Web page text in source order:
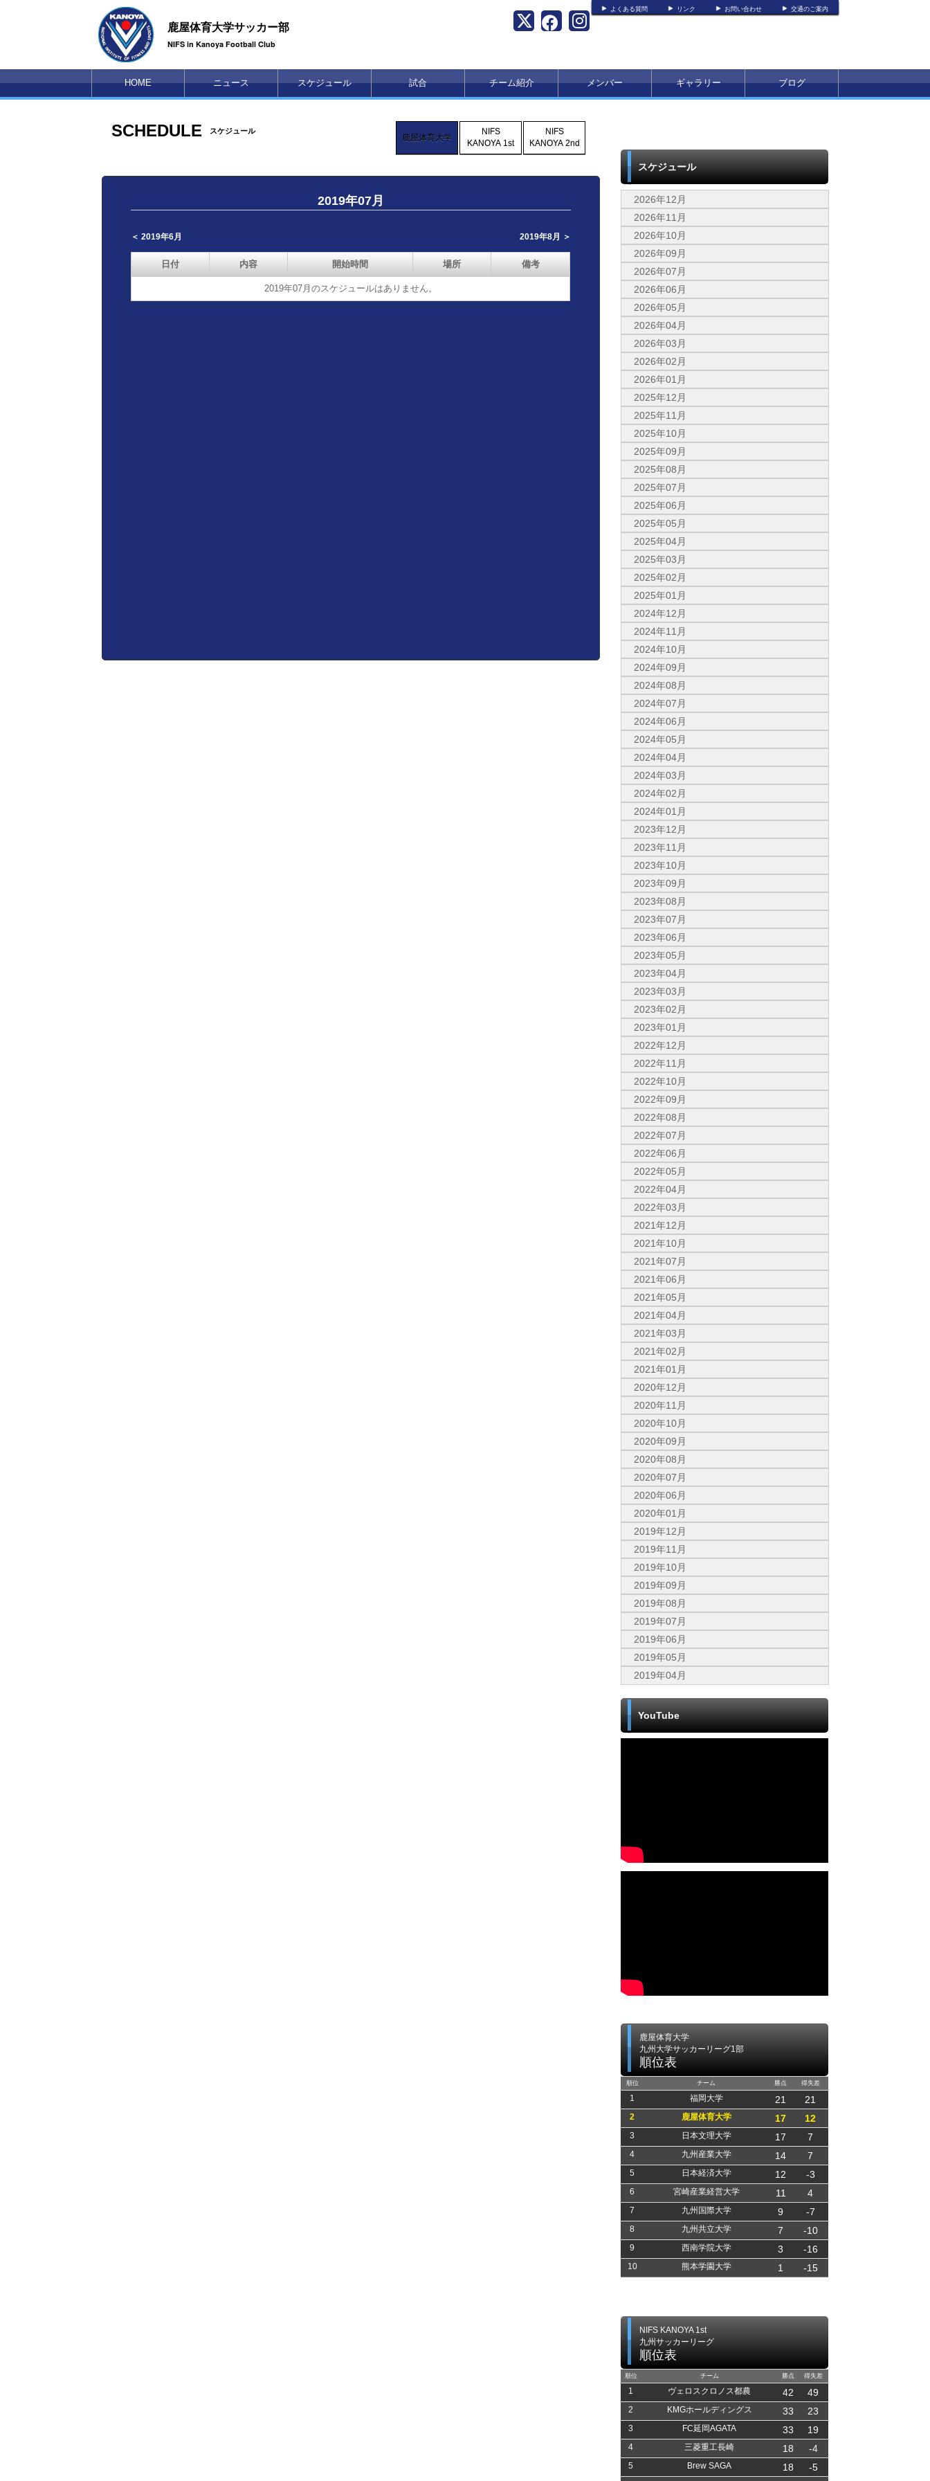
よくある質問 リンク お問い合わせ 交通のご案内
鹿屋体育大学サッカー部
NIFS in Kanoya Football Club
HOME ニュース スケジュール 試合 チーム紹介 メンバー ギャラリー ブログ
SCHEDULE スケジュール
鹿屋体育大学
NIFS
KANOYA 1st
NIFS
KANOYA 2nd
2019年07月
＜ 2019年6月 2019年8月 ＞
日付 内容 開始時間 場所 備考
2019年07月のスケジュールはありません。
スケジュール
2026年12月
2026年11月
2026年10月
2026年09月
2026年07月
2026年06月
2026年05月
2026年04月
2026年03月
2026年02月
2026年01月
2025年12月
2025年11月
2025年10月
2025年09月
2025年08月
2025年07月
2025年06月
2025年05月
2025年04月
2025年03月
2025年02月
2025年01月
2024年12月
2024年11月
2024年10月
2024年09月
2024年08月
2024年07月
2024年06月
2024年05月
2024年04月
2024年03月
2024年02月
2024年01月
2023年12月
2023年11月
2023年10月
2023年09月
2023年08月
2023年07月
2023年06月
2023年05月
2023年04月
2023年03月
2023年02月
2023年01月
2022年12月
2022年11月
2022年10月
2022年09月
2022年08月
2022年07月
2022年06月
2022年05月
2022年04月
2022年03月
2021年12月
2021年10月
2021年07月
2021年06月
2021年05月
2021年04月
2021年03月
2021年02月
2021年01月
2020年12月
2020年11月
2020年10月
2020年09月
2020年08月
2020年07月
2020年06月
2020年01月
2019年12月
2019年11月
2019年10月
2019年09月
2019年08月
2019年07月
2019年06月
2019年05月
2019年04月
YouTube
鹿屋体育大学
九州大学サッカーリーグ1部
順位表
順位 チーム 勝点 得失差
1 福岡大学 21 21
2 鹿屋体育大学 17 12
3 日本文理大学 17 7
4 九州産業大学 14 7
5 日本経済大学 12 -3
6 宮崎産業経営大学 11 4
7 九州国際大学 9 -7
8 九州共立大学 7 -10
9 西南学院大学 3 -16
10 熊本学園大学 1 -15
NIFS KANOYA 1st
九州サッカーリーグ
順位表
順位 チーム 勝点 得失差
1 ヴェロスクロノス都農 42 49
2 KMGホールディングス 33 23
3 FC延岡AGATA 33 19
4 三菱重工長崎 18 -4
5 Brew SAGA 18 -5